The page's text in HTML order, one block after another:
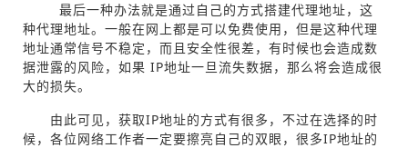
最后一种办法就是通过自己的方式搭建代理地址，这
种代理地址。一般在网上都是可以免费使用，但是这种代理
地址通常信号不稳定，而且安全性很差，有时候也会造成数
据泄露的风险，如果 IP地址一旦流失数据，那么将会造成很
大的损失。
由此可见，获取IP地址的方式有很多，不过在选择的时
候，各位网络工作者一定要擦亮自己的双眼，很多IP地址的